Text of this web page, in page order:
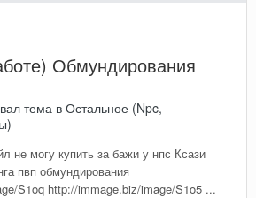
Обмундирования
тема в Остальное (Npc,
не могу купить за бажи у нпс Ксази
пвп обмундирования
S1oq http://immage.biz/image/S1o5 ...